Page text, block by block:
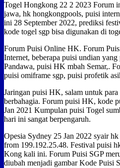
Togel Hongkong 22 2 2023 Forum
jawa, hk hongkongpools, puisi
ini 28 September 2022, prediksi
kode togel sgp bisa digunakan di
Forum Puisi Online HK. Forum
Internet, beberapa puisi undian
Pandawa, puisi HK mbah Semar,.
puisi omiframe sgp, puisi profetik
Jaringan puisi HK, salam untuk
berbahagia. Forum puisi HK, kode
Jan 2021 Kumpulan puisi Togel
hari ini sangat berpengaruh.
Opesia Sydney 25 Jan 2022 syair
from 199.192.25.48. Festival puisi
Kong kali ini. Forum Puisi SGP
diubah menjadi gambar Kode Puisi